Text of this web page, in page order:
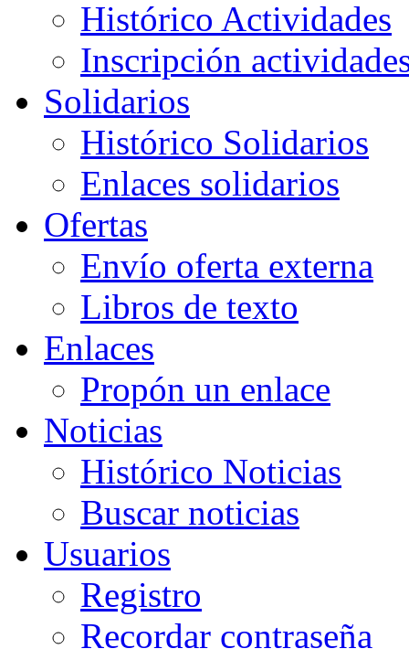
Histórico Actividades
Inscripción
Solidarios
Histórico Solidarios
Enlaces solidarios
Ofertas
Envío oferta externa
Libros de texto
Enlaces
Propón un enlace
Noticias
Histórico Noticias
Buscar noticias
Usuarios
Registro
Recordar contraseña